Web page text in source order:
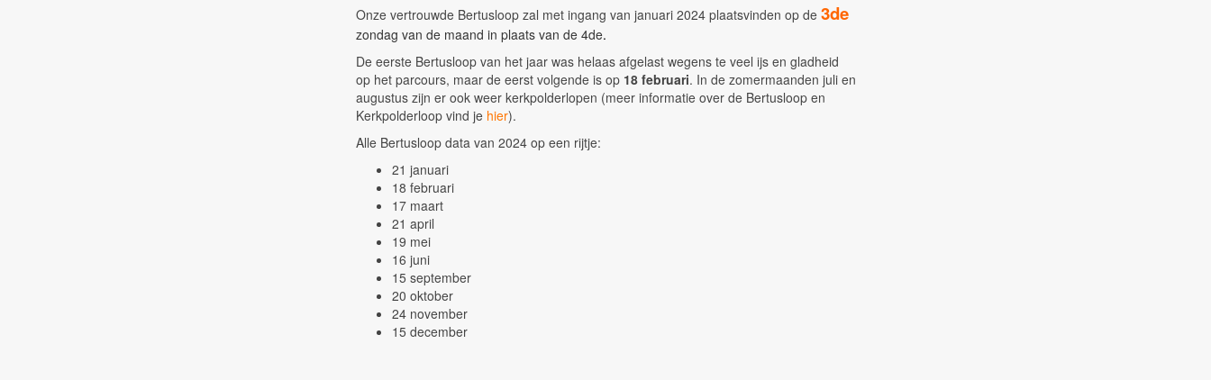
Onze vertrouwde Bertusloop zal met ingang van januari 2024 plaatsvinden op de 3de
zondag van de maand in plaats van de 4de.
De eerste Bertusloop van het jaar was helaas afgelast wegens te veel ijs en gladheid
op het parcours, maar de eerst volgende is op 18 februari. In de zomermaanden juli en
augustus zijn er ook weer kerkpolderlopen (meer informatie over de Bertusloop en
Kerkpolderloop vind je hier).
Alle Bertusloop data van 2024 op een rijtje:
21 januari
18 februari
17 maart
21 april
19 mei
16 juni
15 september
20 oktober
24 november
15 december